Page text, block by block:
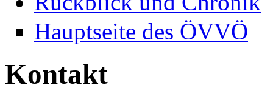
Hauptseite des ÖVVÖ
Kontakt